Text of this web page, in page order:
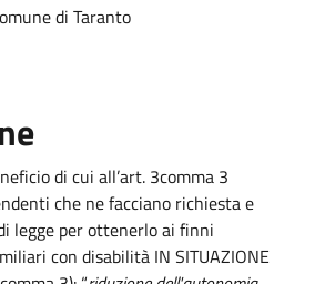
di Taranto
di cui all’art. 3comma 3
che ne facciano richiesta e
legge per ottenerlo ai finni
con disabilità IN SITUAZIONE